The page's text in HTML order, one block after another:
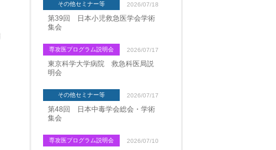
その他セミナー等 2026/07/18
第39回 日本小児救急医学会学術
集会
専攻医プログラム説明会 2026/07/17
東京科学大学病院 救急科医局説
明会
その他セミナー等 2026/07/17
第48回 日本中毒学会総会・学術
集会
専攻医プログラム説明会 2026/07/10